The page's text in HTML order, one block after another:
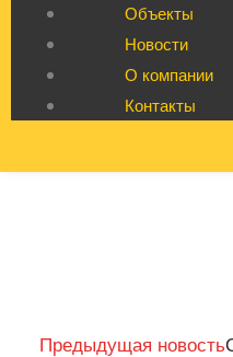
Объекты
Новости
О компании
Контакты
Prev
Предыдущая новость